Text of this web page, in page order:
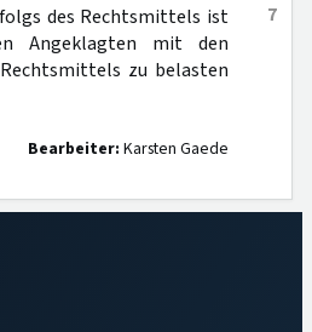
7
des Rechtsmittels ist
Angeklagten mit den
zu belasten
Bearbeiter: Karsten Gaede